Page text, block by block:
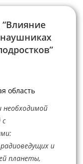
“Влияние
область
необходимой
и
планеты,